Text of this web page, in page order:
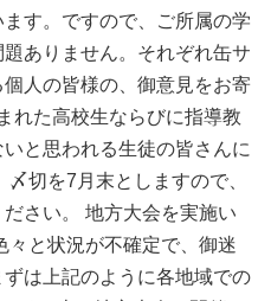
す。ですので、ご所属の学
ありません。それぞれ缶サ
人の皆様の、御意見をお寄
れた高校生ならびに指導教
と思われる生徒の皆さんに
切を7月末としますので、
さい。 地方大会を実施い
々と状況が不確定で、御迷
は上記のように各地域での